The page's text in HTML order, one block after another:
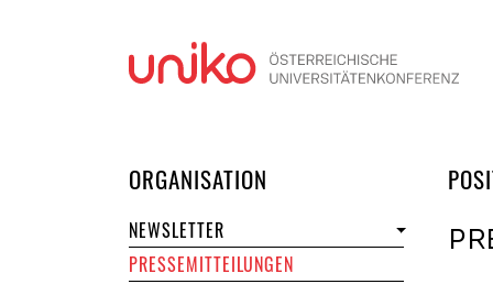
ORGANISATION
NEWSLETTER
PRESSEMITTEILUNGEN